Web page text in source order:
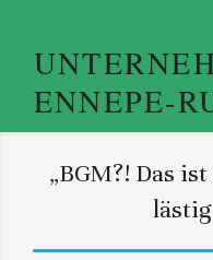
ENNEPE-
„BGM?! Das